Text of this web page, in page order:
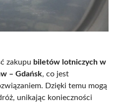
zakupu biletów lotniczych w
– Gdańsk, co jest
Dzięki temu mogą
unikając konieczności